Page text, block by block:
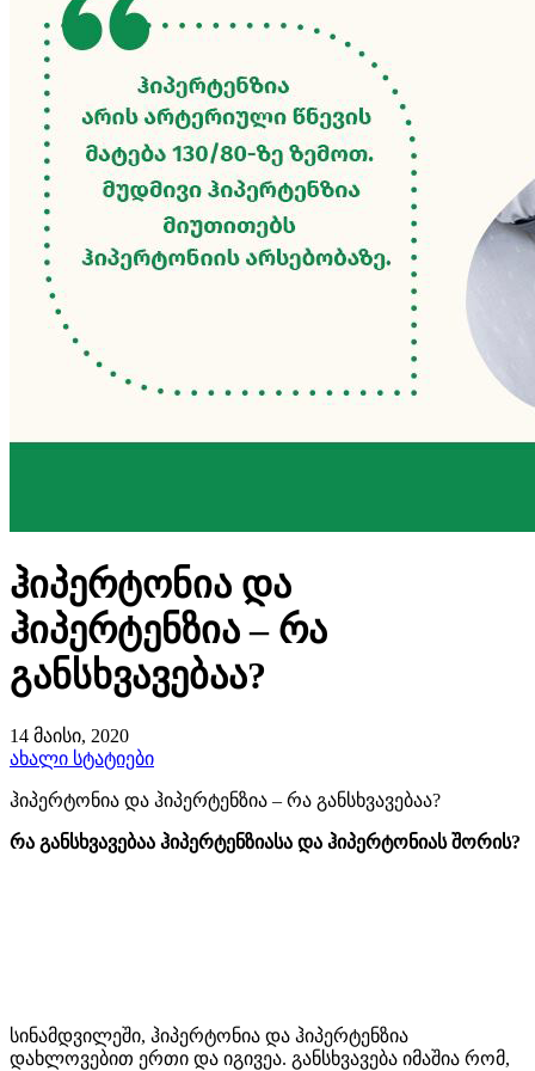
ჰიპერტონია და
ჰიპერტენზია – რა
განსხვავებაა?
14 მაისი, 2020
ახალი სტატიები
ჰიპერტონია და ჰიპერტენზია – რა განსხვავებაა?
რა განსხვავებაა ჰიპერტენზიასა და ჰიპერტონიას შორის?
სინამდვილეში, ჰიპერტონია და ჰიპერტენზია
დახლოვებით ერთი და იგივეა. განსხვავება იმაშია რომ,